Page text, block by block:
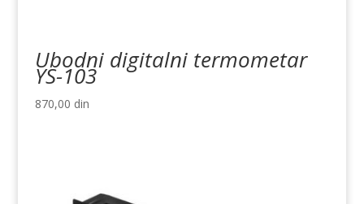
Ubodni digitalni termometar
YS-103
870,00 din